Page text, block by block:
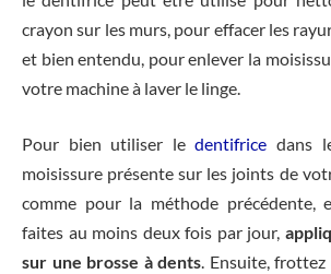
crayon sur les murs, pour effacer les
et bien entendu, pour enlever la
votre machine à laver le linge.
Pour bien utiliser ledentifrice dans
moisissure présente sur les joints de
comme pour la méthode précédente,
faites au moins deux fois par jour,
sur une brosse à dents. Ensuite,